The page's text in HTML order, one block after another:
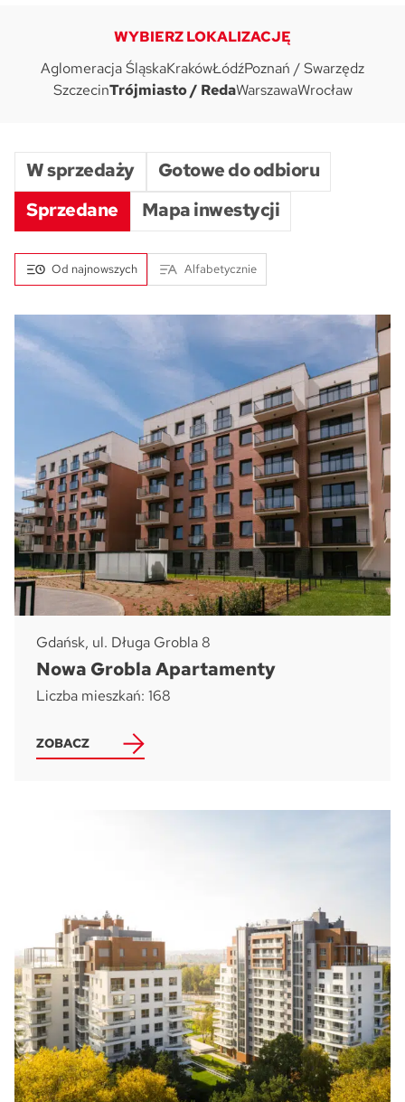
WYBIERZ LOKALIZACJĘ
Aglomeracja ŚląskaKrakówŁódźPoznań / Swarzędz
SzczecinTrójmiasto / RedaWarszawaWrocław
W sprzedaży
Gotowe do odbioru
Sprzedane
Mapa inwestycji
Od najnowszych Alfabetycznie
Gdańsk, ul. Długa Grobla 8
Nowa Grobla Apartamenty
Liczba mieszkań: 168
ZOBACZ
Skwer Witosa w Piastowie